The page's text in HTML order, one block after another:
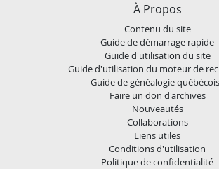
À Propos
Contenu du site
Guide de démarrage rapide
Guide d'utilisation du site
Guide d'utilisation du moteur de
Guide de généalogie
Faire un don d'archives
Nouveautés
Collaborations
Liens utiles
Conditions d'utilisation
Politique de confidentialité